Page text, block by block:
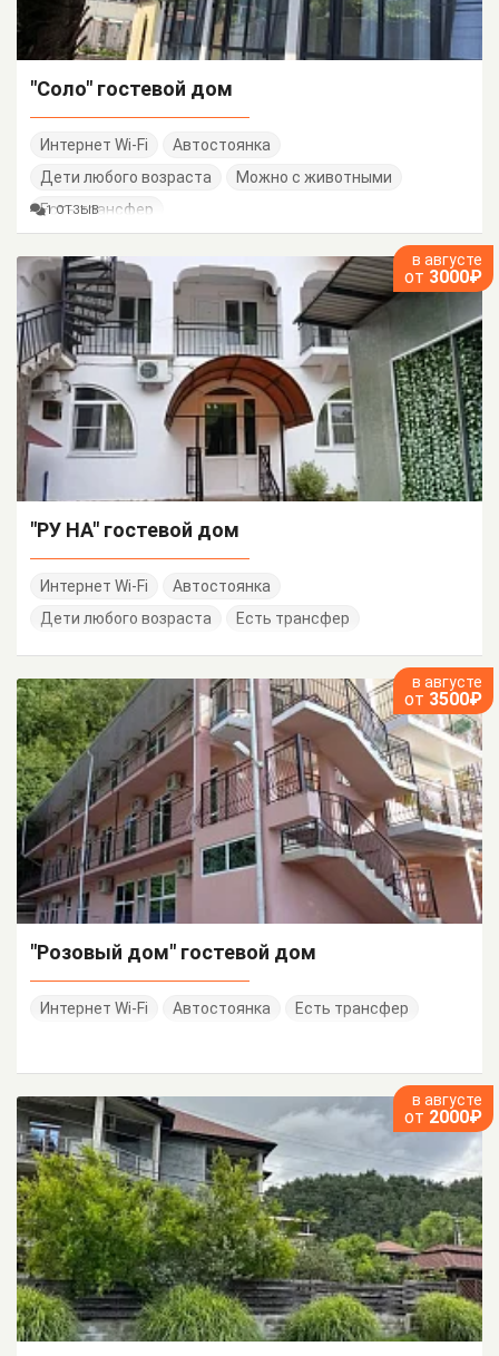
"Соло" гостевой дом
Интернет Wi-Fi
Автостоянка
Дети любого возраста
Можно с животными
Есть трансфер
1 ОТЗЫВ
в августе
от 3000₽
"РУ НА" гостевой дом
Интернет Wi-Fi
Автостоянка
Дети любого возраста
Есть трансфер
в августе
от 3500₽
"Розовый дом" гостевой дом
Интернет Wi-Fi Автостоянка Есть трансфер
в августе
от 2000₽